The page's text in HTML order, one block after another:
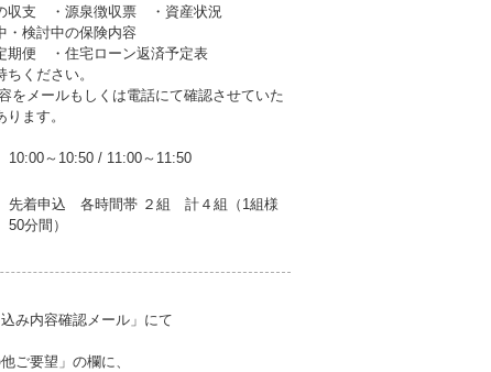
支 ・源泉徴収票 ・資産状況
検討中の保険内容
便 ・住宅ローン返済予定表
ください。
をメールもしくは電話にて確認させていた
ます。
10:00～10:50 / 11:00～11:50
先着申込 各時間帯 ２組 計４組（1組様
50分間）
み内容確認メール」にて
ご要望」の欄に、